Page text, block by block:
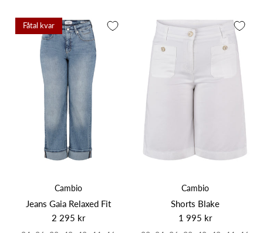
Fåtal kvar
Cambio
Jeans Gaia Relaxed Fit
2 295 kr
Cambio
Shorts Blake
1 995 kr